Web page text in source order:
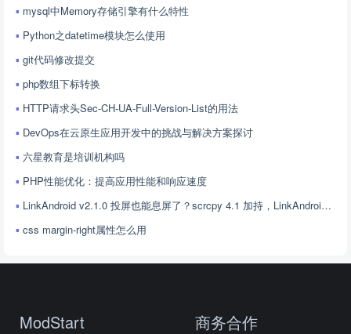
mysql中Memory存储引擎有什么特性
Python之datetime模块怎么使用
git代码修改提交
php数组下标转换
HTTP请求头Sec-CH-UA-Full-Version-List的用法
DevOps在云原生应用开发中的挑战与解决方案探讨
六星教育是培训机构吗
PHP性能优化：提高应用性能和响应速度
LinkAndroid v2.1.0 投屏也能息屏了？scrcpy 4.1 加持，LinkAndroid 让屏幕控制更随心
css margin-right属性怎么用
ModStart 商务合作